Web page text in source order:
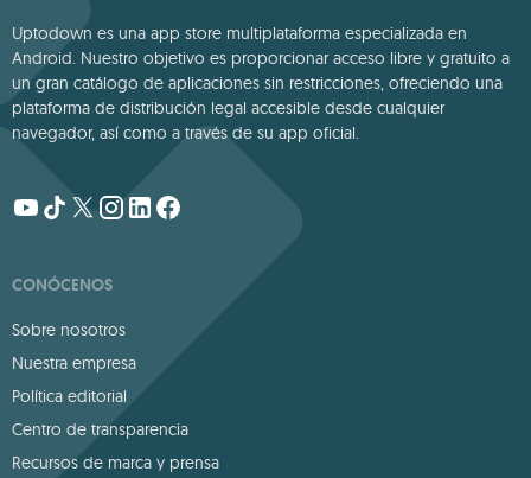
Uptodown es una app store multiplataforma especializada en
Android. Nuestro objetivo es proporcionar acceso libre y gratuito a
un gran catálogo de aplicaciones sin restricciones, ofreciendo una
plataforma de distribución legal accesible desde cualquier
navegador, así como a través de su app oficial.
CONÓCENOS
Sobre nosotros
Nuestra empresa
Política editorial
Centro de transparencia
Recursos de marca y prensa